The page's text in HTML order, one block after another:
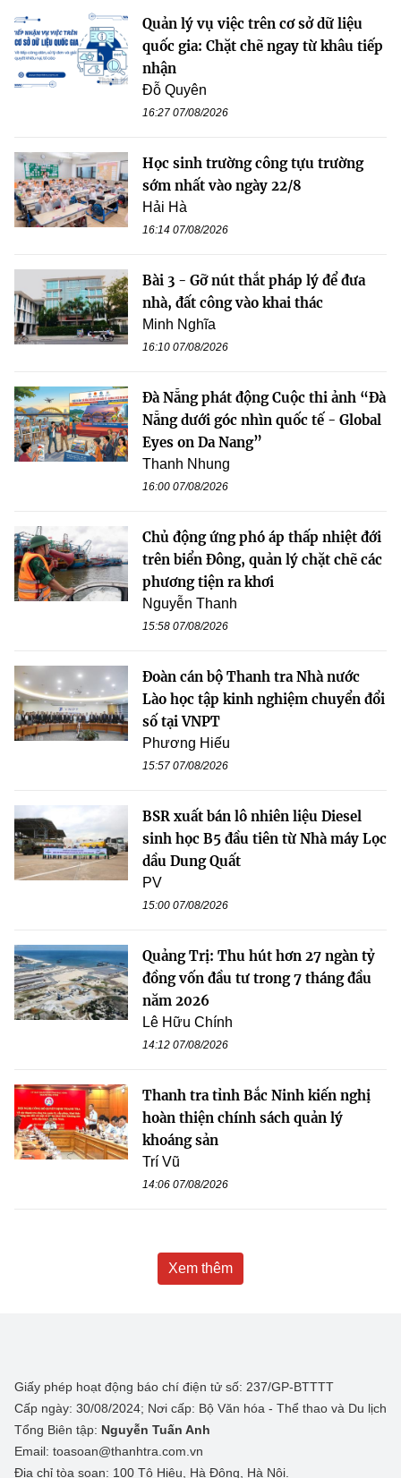
Quản lý vụ việc trên cơ sở dữ liệu
quốc gia: Chặt chẽ ngay từ khâu tiếp
nhận
Đỗ Quyên
16:27 07/08/2026
Học sinh trường công tựu trường
sớm nhất vào ngày 22/8
Hải Hà
16:14 07/08/2026
Bài 3 - Gỡ nút thắt pháp lý để đưa
nhà, đất công vào khai thác
Minh Nghĩa
16:10 07/08/2026
Đà Nẵng phát động Cuộc thi ảnh “Đà
Nẵng dưới góc nhìn quốc tế - Global
Eyes on Da Nang”
Thanh Nhung
16:00 07/08/2026
Chủ động ứng phó áp thấp nhiệt đới
trên biển Đông, quản lý chặt chẽ các
phương tiện ra khơi
Nguyễn Thanh
15:58 07/08/2026
Đoàn cán bộ Thanh tra Nhà nước
Lào học tập kinh nghiệm chuyển đổi
số tại VNPT
Phương Hiếu
15:57 07/08/2026
BSR xuất bán lô nhiên liệu Diesel
sinh học B5 đầu tiên từ Nhà máy Lọc
dầu Dung Quất
PV
15:00 07/08/2026
Quảng Trị: Thu hút hơn 27 ngàn tỷ
đồng vốn đầu tư trong 7 tháng đầu
năm 2026
Lê Hữu Chính
14:12 07/08/2026
Thanh tra tỉnh Bắc Ninh kiến nghị
hoàn thiện chính sách quản lý
khoáng sản
Trí Vũ
14:06 07/08/2026
Xem thêm
Giấy phép hoạt động báo chí điện tử số: 237/GP-BTTTT
Cấp ngày: 30/08/2024; Nơi cấp: Bộ Văn hóa - Thể thao và Du lịch
Tổng Biên tập: Nguyễn Tuấn Anh
Email: toasoan@thanhtra.com.vn
Địa chỉ tòa soạn: 100 Tô Hiệu, Hà Đông, Hà Nội.